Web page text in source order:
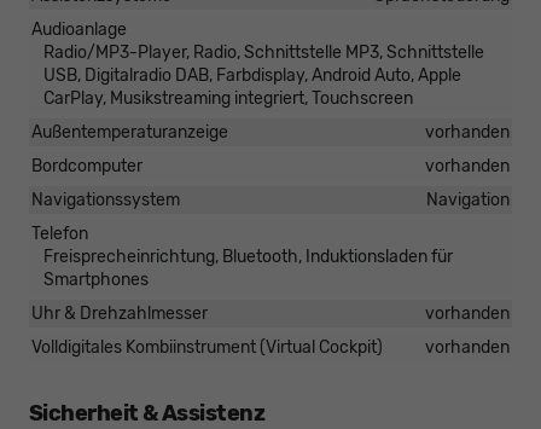
Audioanlage
Radio/MP3-Player, Radio, Schnittstelle MP3, Schnittstelle
USB, Digitalradio DAB, Farbdisplay, Android Auto, Apple
CarPlay, Musikstreaming integriert, Touchscreen
Außentemperaturanzeige
vorhanden
Bordcomputer
vorhanden
Navigationssystem
Navigation
Telefon
Freisprecheinrichtung, Bluetooth, Induktionsladen für
Smartphones
Uhr & Drehzahlmesser
vorhanden
Volldigitales Kombiinstrument (Virtual Cockpit)
vorhanden
Sicherheit & Assistenz